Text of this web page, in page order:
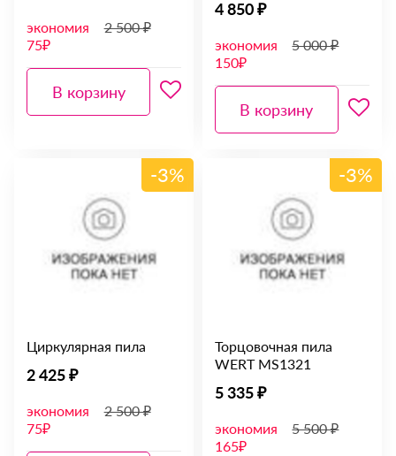
экономия
75₽
2 500 ₽
В корзину
4 850 ₽
экономия
150₽
5 000 ₽
В корзину
-3%
Циркулярная пила
2 425 ₽
экономия
75₽
2 500 ₽
-3%
Торцовочная пила
WERT MS1321
5 335 ₽
экономия
165₽
5 500 ₽